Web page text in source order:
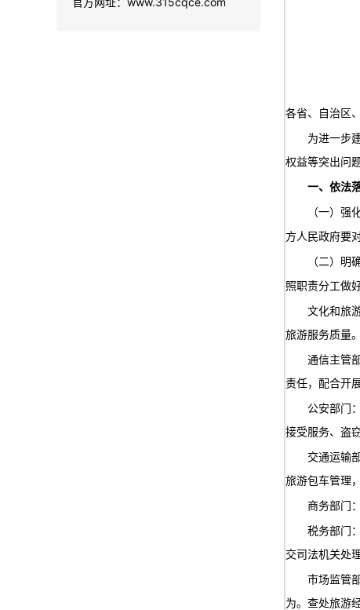
各省、自治区
为进一步
权益等突出问
一、依法
（一）强
方人民政府要
（二）明
照职责分工做
文化和旅
旅游服务质量
通信主管
责任，配合开
公安部门
接受服务、盗
交通运输
旅游包车管理
商务部门
税务部门
交司法机关处
市场监管
为。查处旅游